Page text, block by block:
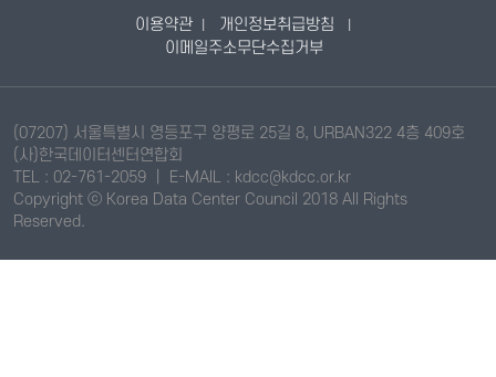
이용약관 개인정보취급방침
이메일주소무단수집거부
(07207) 서울특별시 영등포구 양평로 25길 8, URBAN322 4층 409호
(사)한국데이터센터연합회
TEL : 02-761-2059 ｜ E-MAIL : kdcc@kdcc.or.kr
Copyright ⓒ Korea Data Center Council 2018 All Rights
Reserved.